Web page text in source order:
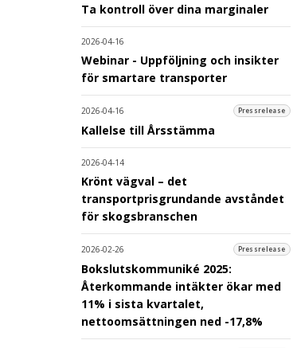
Ta kontroll över dina marginaler
2026-04-16
Webinar - Uppföljning och insikter
för smartare transporter
2026-04-16 Pressrelease
Kallelse till Årsstämma
2026-04-14
Krönt vägval – det
transportprisgrundande avståndet
för skogsbranschen
2026-02-26 Pressrelease
Bokslutskommuniké 2025:
Återkommande intäkter ökar med
11% i sista kvartalet,
nettoomsättningen ned -17,8%